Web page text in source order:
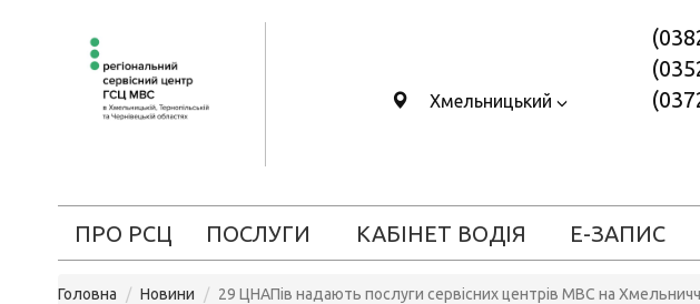
Хмельницький
ПРО РСЦ ПОСЛУГИ КАБІНЕТ ВОДІЯ Е-ЗАПИС
Головна Новини 29 ЦНАПів надають послуги сервісних центрів МВС на